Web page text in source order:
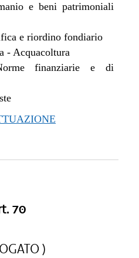
e beni patrimoniali
e riordino fondiario
- Acquacoltura
finanziarie e di
70
)